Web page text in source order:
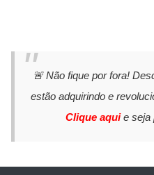
🚨 Não fique por fora!
estão adquirindo e
Clique aquie seja